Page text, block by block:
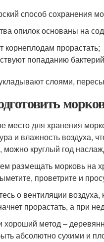
способ сохранения
опилок основаны на
корнеплодам прорастать;
попаданию
слоями,
место для хранения
и влажность воздуха,
можно круглый год
размещать морковь на
проветрите и
о вентиляции
прорастать, а при
хороший метод –
абсолютно сухими и